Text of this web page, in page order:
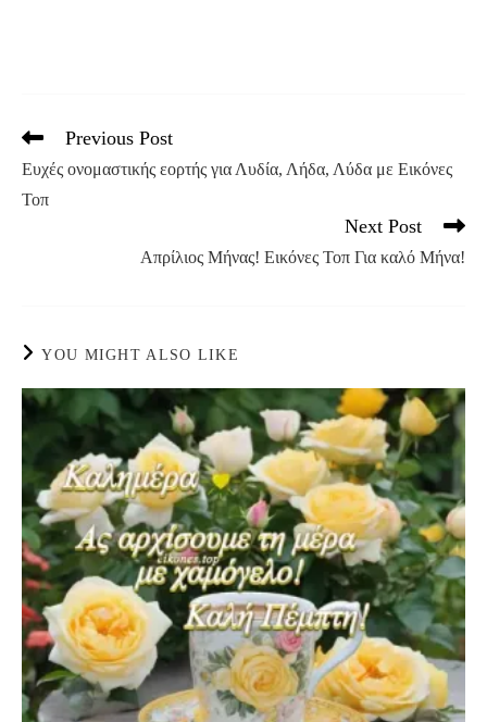
Read
articles
Previous Post
Ευχές ονομαστικής εορτής για Λυδία, Λήδα, Λύδα με Εικόνες
Τοπ
Next Post
Απρίλιος Μήνας! Εικόνες Τοπ Για καλό Μήνα!
YOU MIGHT ALSO LIKE